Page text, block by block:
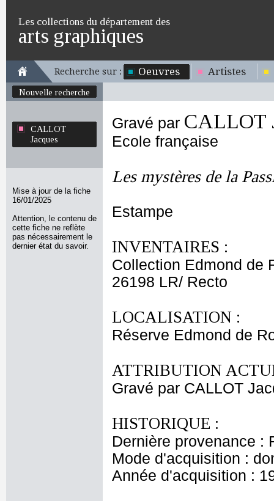
Les collections du département des
arts graphiques
Recherche sur : Oeuvres Artistes
Nouvelle recherche
CALLOT
Jacques
Mise à jour de la fiche
16/01/2025
Attention, le contenu de
cette fiche ne reflète
pas nécessairement le
dernier état du savoir.
Gravé par CALLOT
Ecole française
Les mystères de la
Estampe
INVENTAIRES :
Collection Edmond de
26198 LR/ Recto
LOCALISATION :
Réserve Edmond de
ATTRIBUTION
Gravé par CALLOT
HISTORIQUE :
Dernière provenance :
Mode d'acquisition :
Année d'acquisition :